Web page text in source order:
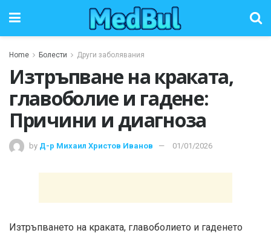
Home Болести Други заболявания
Изтръпване на краката,
главоболие и гадене:
Причини и диагноза
by Д-р Михаил Христов Иванов 01/01/2026
Изтръпването на краката, главоболието и гаденето